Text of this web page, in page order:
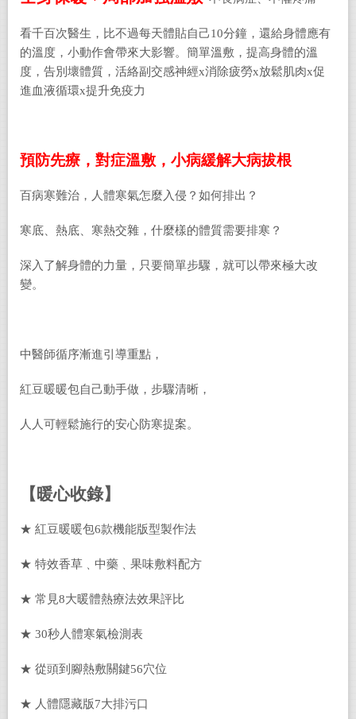
看千百次醫生，比不過每天體貼自己10分鐘，還給身體應有
的溫度，小動作會帶來大影響。簡單溫敷，提高身體的溫
度，告別壞體質，活絡副交感神經x消除疲勞x放鬆肌肉x促
進血液循環x提升免疫力
預防先療，對症溫敷，小病緩解大病拔根
百病寒難治，人體寒氣怎麼入侵？如何排出？
寒底、熱底、寒熱交雜，什麼樣的體質需要排寒？
深入了解身體的力量，只要簡單步驟，就可以帶來極大改
變。
中醫師循序漸進引導重點，
紅豆暖暖包自己動手做，步驟清晰，
人人可輕鬆施行的安心防寒提案。
【暖心收錄】
★ 紅豆暖暖包6款機能版型製作法
★ 特效香草﹑中藥﹑果味敷料配方
★ 常見8大暖體熱療法效果評比
★ 30秒人體寒氣檢測表
★ 從頭到腳熱敷關鍵56穴位
★ 人體隱藏版7大排污口